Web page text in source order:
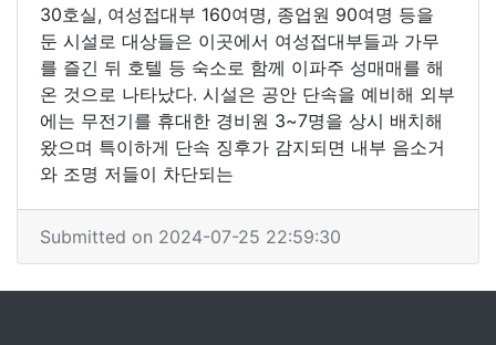
30호실, 여성접대부 160여명, 종업원 90여명 등을
둔 시설로 대상들은 이곳에서 여성접대부들과 가무
를 즐긴 뒤 호텔 등 숙소로 함께 이파주 성매매를 해
온 것으로 나타났다. 시설은 공안 단속을 예비해 외부
에는 무전기를 휴대한 경비원 3~7명을 상시 배치해
왔으며 특이하게 단속 징후가 감지되면 내부 음소거
와 조명 저들이 차단되는
Submitted on 2024-07-25 22:59:30